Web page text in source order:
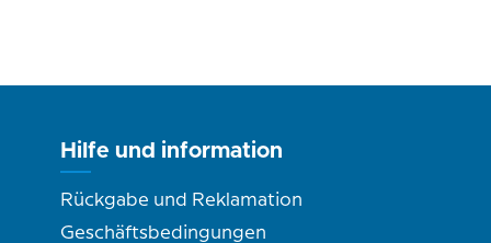
Hilfe und information
Rückgabe und Reklamation
Geschäftsbedingungen